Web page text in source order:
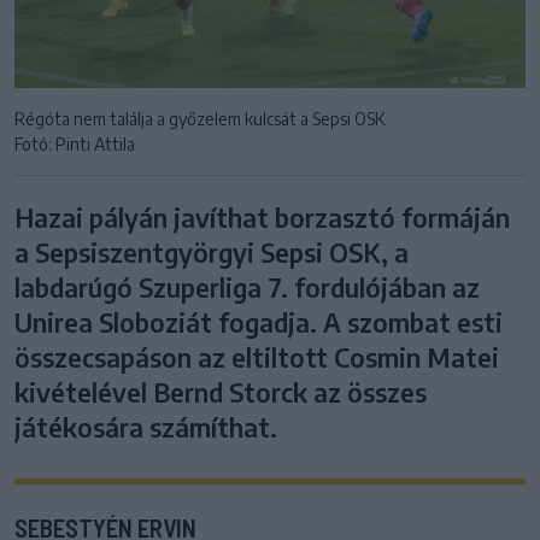
Régóta nem találja a győzelem kulcsát a Sepsi OSK
Fotó: Pinti Attila
Hazai pályán javíthat borzasztó formáján
a Sepsiszentgyörgyi Sepsi OSK, a
labdarúgó Szuperliga 7. fordulójában az
Unirea Sloboziát fogadja. A szombat esti
összecsapáson az eltiltott Cosmin Matei
kivételével Bernd Storck az összes
játékosára számíthat.
SEBESTYÉN ERVIN